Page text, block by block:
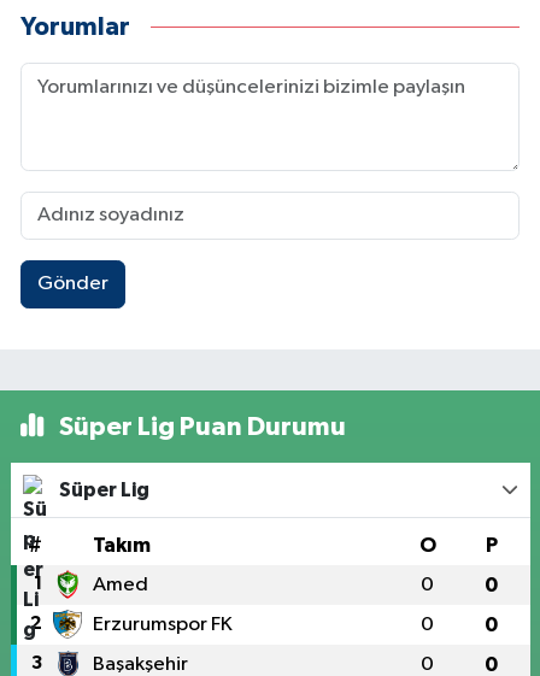
Yorumlar
Gönder
Süper Lig Puan Durumu
Süper Lig
# Takım O P
1 Amed 0 0
2 Erzurumspor FK 0 0
3 Başakşehir 0 0